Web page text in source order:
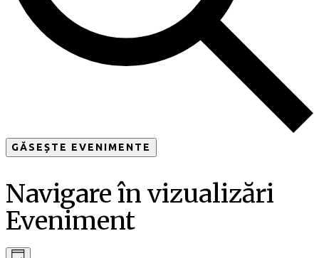
GĂSEȘTE EVENIMENTE
Navigare în vizualizări
Eveniment